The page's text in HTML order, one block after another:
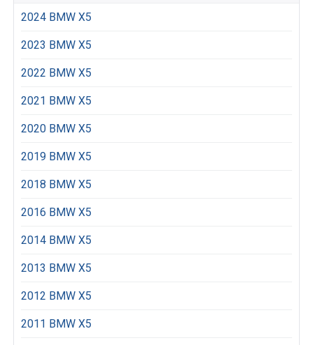
2024 BMW X5
2023 BMW X5
2022 BMW X5
2021 BMW X5
2020 BMW X5
2019 BMW X5
2018 BMW X5
2016 BMW X5
2014 BMW X5
2013 BMW X5
2012 BMW X5
2011 BMW X5